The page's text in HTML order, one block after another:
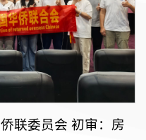
联委员会 初审：房